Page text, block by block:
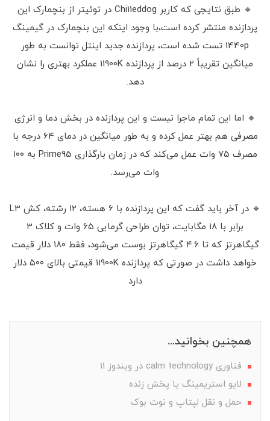
🔹 طبق نتایجی که کاربر Chi11eddog در توئیتر از بنچمارک این
پردازنده منتشر کرده است،با وجود اینکه این بنچمارک در گیمینگ
1440p تست شده است، پردازنده جدید اینتل توانست به طور
میانگین تقریباً ۲ درصد از پردازنده 11900K عملکرد بهتری را نشان
دهد.
🔸 اما این تمام ماجرا نیست و این پردازنده در بخش دما و انرژی
مصرفی هم بهتر عمل کرده و به طور میانگین در دمای ۶۴ درجه با
مصرف ۷۵ وات عمل می‌کند که در زمان بارگذاری Prime95 به ۱۰۰
وات می‌رسد.
🔹 در آخر باید گفت که این پردازنده با ۶ هسته، ۱۲ رشته، کش L3
برابر با ۱۸ مگابایت، توان طراحی گرمایی ۶۵ وات و کلاک ۳
گیگاهرتز که تا ۴.۶ گیگاهرتز بوست می‌شود، فقط ۱۸۰ دلار قیمت
خواهد داشت در صورتی که پردازنده 11900K قیمتی بالای ۵۰۰ دلار
دارد
همچنین بخوانید...
فناوری calm technology در ویندوز 11
لایو استریمینگ یا پخش زنده
حمل و نقل لپتاپ و نوت بوک